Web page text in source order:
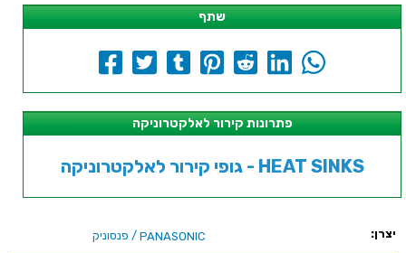
שתף
פתרונות קירור לאלקטרוניקה
גופי קירור לאלקטרוניקה - HEAT SINKS
יצרן: PANASONIC / פנסוניק